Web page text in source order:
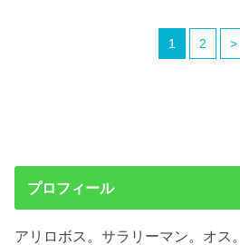
1 2 >
プロフィール
アリロボス。サラリーマン。オス。